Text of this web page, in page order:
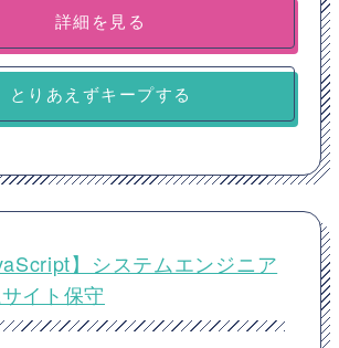
詳細を見る
とりあえずキープする
】システムエンジニア
イト保守